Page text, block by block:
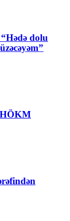
“Hədə dolu
HÖKM